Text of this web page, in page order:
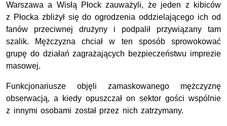
Warszawa a Wisłą Płock zauważyli, że jeden z kibiców
z Płocka zbliżył się do ogrodzenia oddzielającego ich od
fanów przeciwnej drużyny i podpalił przywiązany tam
szalik. Mężczyzna chciał w ten sposób sprowokować
grupę do działań zagrażających bezpieczeństwu imprezie
masowej.
Funkcjonariusze objęli zamaskowanego mężczyznę
obserwacją, a kiedy opuszczał on sektor gości wspólnie
z innymi osobami został przez nich zatrzymany.